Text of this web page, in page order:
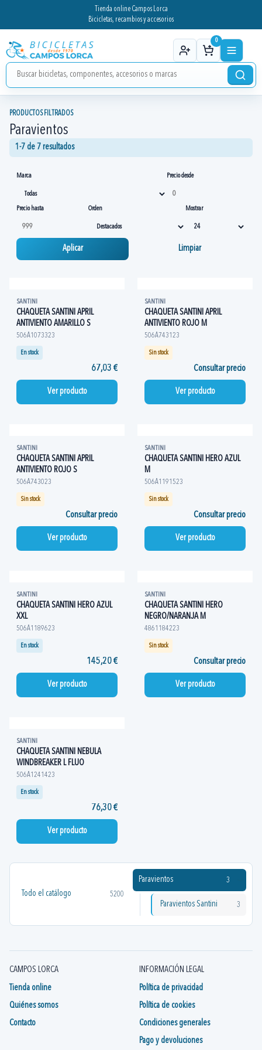
Tienda online Campos Lorca
Bicicletas, recambios y accesorios
0
Todo el catálogo 5200
Paravientos 3
Paravientos Santini 3
PRODUCTOS FILTRADOS
Paravientos
1-7 de 7 resultados
Marca Precio desde
Precio hasta Orden Mostrar
Aplicar Limpiar
SANTINI
CHAQUETA SANTINI APRIL
ANTIVIENTO AMARILLO S
506A1073323
En stock
67,03 €
Ver producto
SANTINI
CHAQUETA SANTINI APRIL
ANTIVIENTO ROJO M
506A743123
Sin stock
Consultar precio
Ver producto
SANTINI
CHAQUETA SANTINI APRIL
ANTIVIENTO ROJO S
506A743023
Sin stock
Consultar precio
Ver producto
SANTINI
CHAQUETA SANTINI HERO AZUL
M
506A1191523
Sin stock
Consultar precio
Ver producto
SANTINI
CHAQUETA SANTINI HERO AZUL
XXL
506A1189623
En stock
145,20 €
Ver producto
SANTINI
CHAQUETA SANTINI HERO
NEGRO/NARANJA M
4861184223
Sin stock
Consultar precio
Ver producto
SANTINI
CHAQUETA SANTINI NEBULA
WINDBREAKER L FLUO
506A1241423
En stock
76,30 €
Ver producto
CAMPOS LORCA
Tienda online
Quiénes somos
Contacto
INFORMACIÓN LEGAL
Política de privacidad
Política de cookies
Condiciones generales
Pago y devoluciones